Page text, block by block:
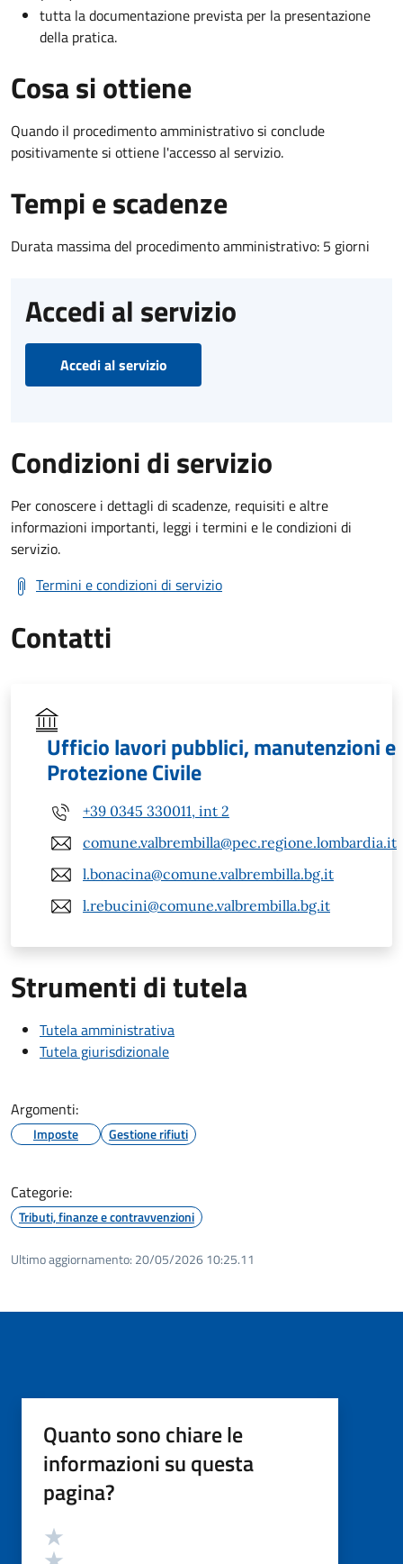
tutta la documentazione prevista per la presentazione
della pratica.
Cosa si ottiene
Quando il procedimento amministrativo si conclude
positivamente si ottiene l'accesso al servizio.
Tempi e scadenze
Durata massima del procedimento amministrativo: 5 giorni
Accedi al servizio
Accedi al servizio
Condizioni di servizio
Per conoscere i dettagli di scadenze, requisiti e altre
informazioni importanti, leggi i termini e le condizioni di
servizio.
Termini e condizioni di servizio
Contatti
Ufficio lavori pubblici, manutenzioni e
Protezione Civile
+39 0345 330011, int 2
comune.valbrembilla@pec.regione.lombardia.it
l.bonacina@comune.valbrembilla.bg.it
l.rebucini@comune.valbrembilla.bg.it
Strumenti di tutela
Tutela amministrativa
Tutela giurisdizionale
Argomenti:
Imposte Gestione rifiuti
Categorie:
Tributi, finanze e contravvenzioni
Ultimo aggiornamento: 20/05/2026 10:25.11
Quanto sono chiare le
informazioni su questa
pagina?
Valutazione